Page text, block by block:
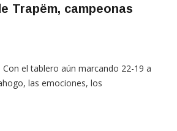
Trapëm, campeonas
el tablero aún marcando 22-19 a
las emociones, los